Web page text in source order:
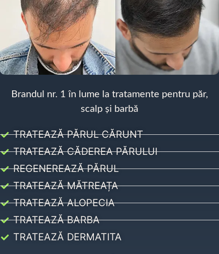
Brandul nr. 1 în lume la tratamente pentru păr,
scalp și barbă
TRATEAZĂ PĂRUL CĂRUNT
TRATEAZĂ CĂDEREA PĂRULUI
REGENEREAZĂ PĂRUL
TRATEAZĂ MĂTREAȚA
TRATEAZĂ ALOPECIA
TRATEAZĂ BARBA
TRATEAZĂ DERMATITA